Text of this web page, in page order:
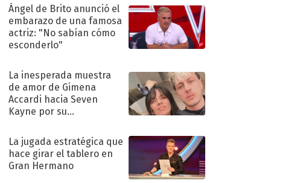
Ángel de Brito anunció el
embarazo de una famosa
actriz: "No sabían cómo
esconderlo"
La inesperada muestra
de amor de Gimena
Accardi hacia Seven
Kayne por su
La jugada estratégica que
hace girar el tablero en
Gran Hermano